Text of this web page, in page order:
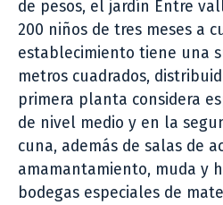
de pesos, el jardín Entre
200 niños de tres meses a
establecimiento tiene una
metros cuadrados,
primera planta considera
de nivel medio y en la
cuna, además de salas de
amamantamiento, muda y
bodegas especiales de